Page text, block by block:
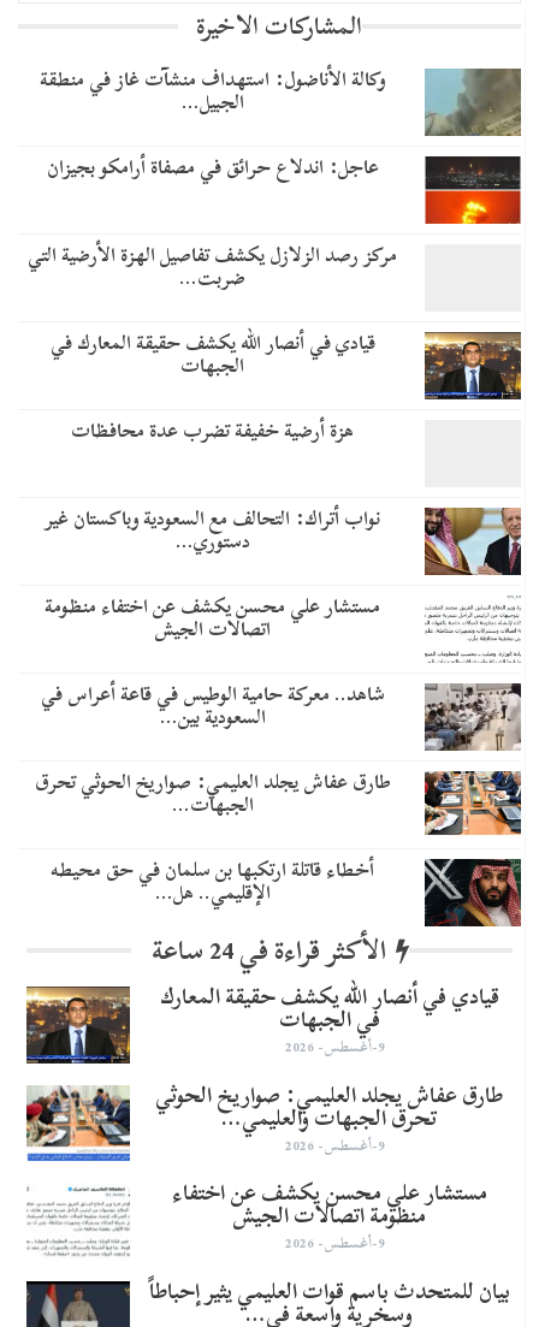
المشاركات الاخيرة
وكالة الأناضول: استهداف منشآت غاز في منطقة
الجبيل…
عاجل: اندلاع حرائق في مصفاة أرامكو بجيزان
مركز رصد الزلازل يكشف تفاصيل الهزة الأرضية التي
ضربت…
قيادي في أنصار الله يكشف حقيقة المعارك في
الجبهات
هزة أرضية خفيفة تضرب عدة محافظات
نواب أتراك: التحالف مع السعودية وباكستان غير
دستوري…
مستشار علي محسن يكشف عن اختفاء منظومة
اتصالات الجيش
شاهد.. معركة حامية الوطيس في قاعة أعراس في
السعودية بين…
طارق عفاش يجلد العليمي: صواريخ الحوثي تحرق
الجبهات…
أخطاء قاتلة ارتكبها بن سلمان في حق محيطه
الإقليمي.. هل…
الأكثر قراءة في 24 ساعة
قيادي في أنصار الله يكشف حقيقة المعارك
في الجبهات
9-أغسطس- 2026
طارق عفاش يجلد العليمي: صواريخ الحوثي
تحرق الجبهات والعليمي…
9-أغسطس- 2026
مستشار علي محسن يكشف عن اختفاء
منظومة اتصالات الجيش
9-أغسطس- 2026
بيان للمتحدث باسم قوات العليمي يثير إحباطاً
وسخرية واسعة في…